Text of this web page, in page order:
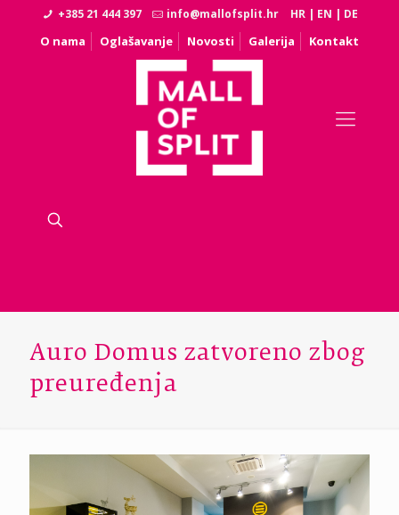
+385 21 444 397 info@mallofsplit.hr HR | EN | DE
O nama Oglašavanje Novosti Galerija Kontakt
Auro Domus zatvoreno zbog
preuređenja